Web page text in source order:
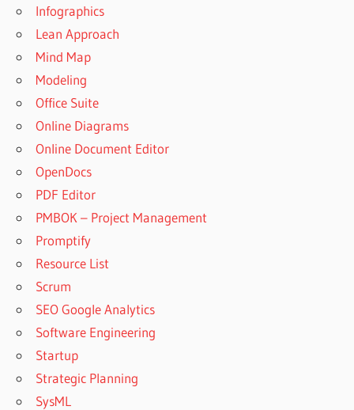
Infographics
Lean Approach
Mind Map
Modeling
Office Suite
Online Diagrams
Online Document Editor
OpenDocs
PDF Editor
PMBOK – Project Management
Promptify
Resource List
Scrum
SEO Google Analytics
Software Engineering
Startup
Strategic Planning
SysML